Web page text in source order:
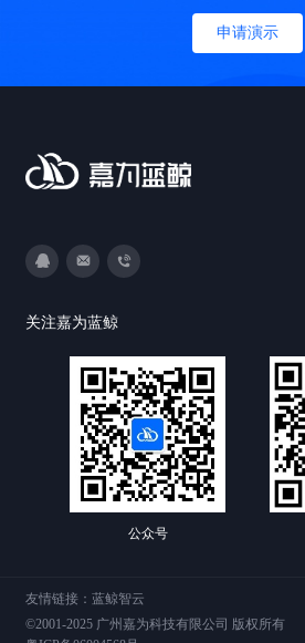
申请演示
关注嘉为蓝鲸
公众号
友情链接：蓝鲸智云
©2001-2025 广州嘉为科技有限公司 版权所有